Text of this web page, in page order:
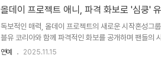
거운 화제를 모으고 있습니다. 저스디스 앨범 '릿'과 유
널을 통해 앨범 제작 비하인드 영상을 공개하며, 유승준
올데이 프로젝트 애니, 파격 화보로 '심쿵'
독보적인 매력, 올데이 프로젝트의 새로운 시작혼성그
블유 코리아와 함께 파격적인 화보를 공개하며 팬들의
컴백을 앞두고, 디지털 커버를 통해 새로운 프로젝트를
연예 2025.11.15